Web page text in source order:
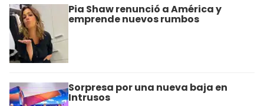
Pia Shaw renunció a América y
emprende nuevos rumbos
Sorpresa por una nueva baja en
Intrusos